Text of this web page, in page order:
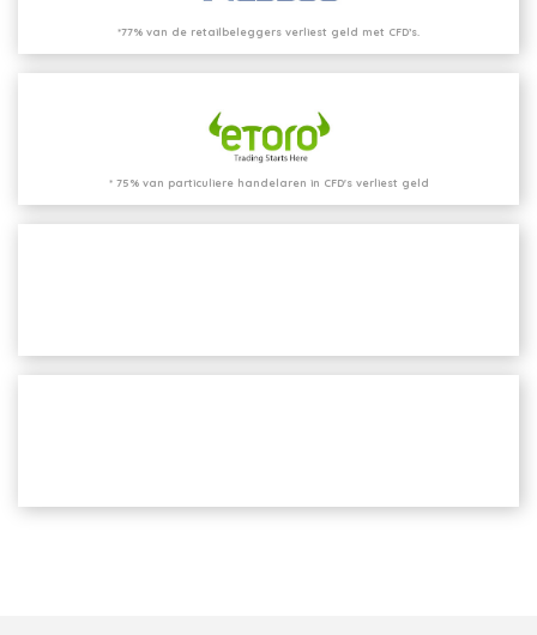
*77% van de retailbeleggers verliest geld met CFD’s.
* 75% van particuliere handelaren in CFD's verliest geld